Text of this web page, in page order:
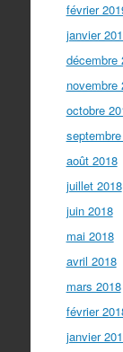
février
janvier
décembre
novembre
octobre
août 2018
juillet 2018
juin 2018
mai 2018
avril 2018
mars 2018
février
janvier